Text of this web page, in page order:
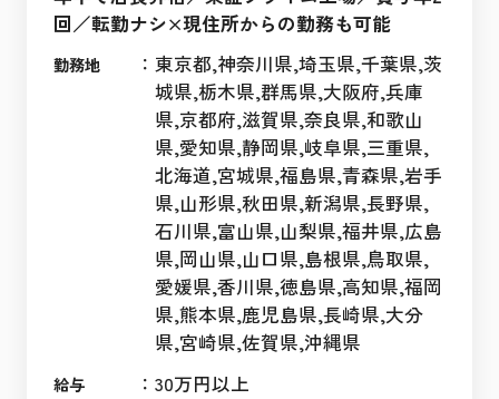
回／転勤ナシ×現住所からの勤務も可能
勤務地 ： 東京都,神奈川県,埼玉県,千葉県,茨
城県,栃木県,群馬県,大阪府,兵庫
県,京都府,滋賀県,奈良県,和歌山
県,愛知県,静岡県,岐阜県,三重県,
北海道,宮城県,福島県,青森県,岩手
県,山形県,秋田県,新潟県,長野県,
石川県,富山県,山梨県,福井県,広島
県,岡山県,山口県,島根県,鳥取県,
愛媛県,香川県,徳島県,高知県,福岡
県,熊本県,鹿児島県,長崎県,大分
県,宮崎県,佐賀県,沖縄県
給与 ： 30万円以上